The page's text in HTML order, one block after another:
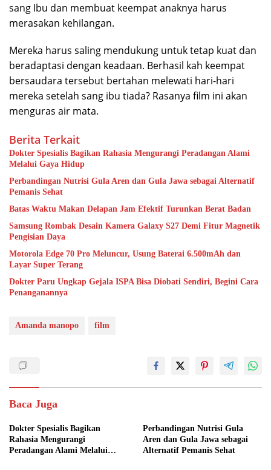
sang Ibu dan membuat keempat anaknya harus
merasakan kehilangan.
Mereka harus saling mendukung untuk tetap kuat dan
beradaptasi dengan keadaan. Berhasil kah keempat
bersaudara tersebut bertahan melewati hari-hari
mereka setelah sang ibu tiada? Rasanya film ini akan
menguras air mata.
Berita Terkait
Dokter Spesialis Bagikan Rahasia Mengurangi Peradangan Alami
Melalui Gaya Hidup
Perbandingan Nutrisi Gula Aren dan Gula Jawa sebagai Alternatif
Pemanis Sehat
Batas Waktu Makan Delapan Jam Efektif Turunkan Berat Badan
Samsung Rombak Desain Kamera Galaxy S27 Demi Fitur Magnetik
Pengisian Daya
Motorola Edge 70 Pro Meluncur, Usung Baterai 6.500mAh dan
Layar Super Terang
Dokter Paru Ungkap Gejala ISPA Bisa Diobati Sendiri, Begini Cara
Penanganannya
Amanda manopo film
Baca Juga
Dokter Spesialis Bagikan
Rahasia Mengurangi
Peradangan Alami Melalui
Perbandingan Nutrisi Gula
Aren dan Gula Jawa sebagai
Alternatif Pemanis Sehat